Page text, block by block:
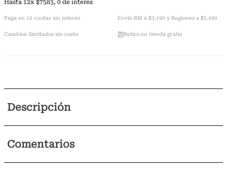
Hasta 12x $7583, 0 de interés
Paga en 12 cuotas sin interés Envío RM a $3.190 y Regiones a $5.490
Cambios ilimitados sin costo Retiro en tienda gratis
Descripción
Comentarios